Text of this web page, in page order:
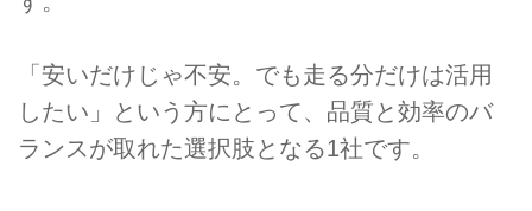
「安いだけじゃ不安。でも走る分だけは活用
したい」という方にとって、品質と効率のバ
ランスが取れた選択肢となる1社です。